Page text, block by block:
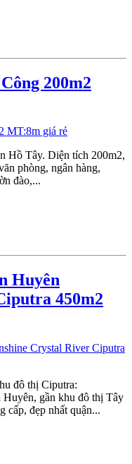
200m2
Hồ Tây. Diện tích 200m2,
phòng, ngân hàng,
đào,...
Huyên
450m2
đô thị Ciputra:
gần khu đô thị Tây
cấp, đẹp nhất quận...